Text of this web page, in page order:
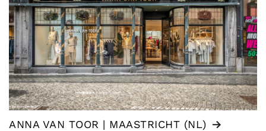
ANNA VAN TOOR | MAASTRICHT (NL)